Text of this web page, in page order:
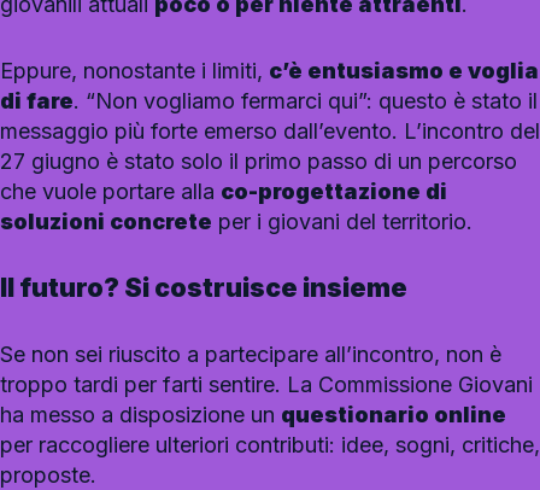
Eppure, nonostante i limiti, c’è entusiasmo e voglia
di fare. “Non vogliamo fermarci qui”: questo è stato il
messaggio più forte emerso dall’evento. L’incontro del
27 giugno è stato solo il primo passo di un percorso
che vuole portare alla co-progettazione di
soluzioni concrete per i giovani del territorio.
Il futuro? Si costruisce insieme
Se non sei riuscito a partecipare all’incontro, non è
troppo tardi per farti sentire. La Commissione Giovani
ha messo a disposizione un questionario online
per raccogliere ulteriori contributi: idee, sogni, critiche,
proposte.